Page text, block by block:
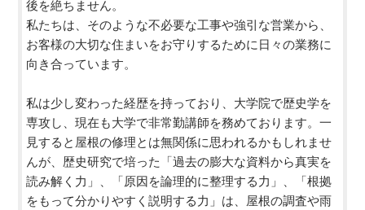
後を絶ちません。
私たちは、そのような不必要な工事や強引な営業から、
お客様の大切な住まいをお守りするために日々の業務に
向き合っています。
私は少し変わった経歴を持っており、大学院で歴史学を
専攻し、現在も大学で非常勤講師を務めております。一
見すると屋根の修理とは無関係に思われるかもしれませ
んが、歴史研究で培った「過去の膨大な資料から真実を
読み解く力」、「原因を論理的に整理する力」、「根拠
をもって分かりやすく説明する力」は、屋根の調査や雨